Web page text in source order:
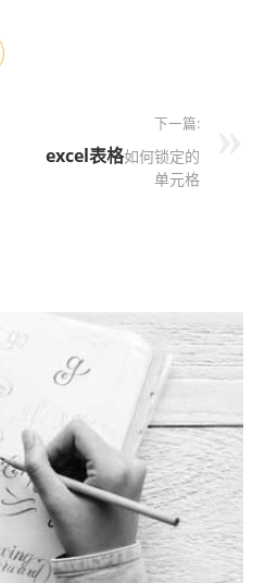
下一篇:
excel表格如何锁定的
单元格